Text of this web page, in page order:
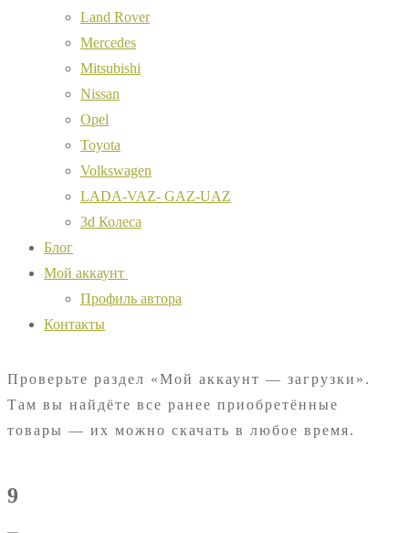
Land Rover
Mercedes
Mitsubishi
Nissan
Opel
Toyota
Volkswagen
LADA-VAZ- GAZ-UAZ
3d Колеса
Блог
Мой аккаунт
Профиль автора
Контакты
Проверьте раздел «Мой аккаунт — загрузки».
Там вы найдёте все ранее приобретённые
товары — их можно скачать в любое время.
9